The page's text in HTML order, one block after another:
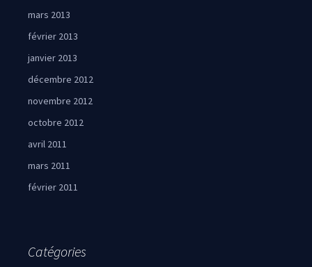
mars 2013
février 2013
janvier 2013
décembre 2012
novembre 2012
octobre 2012
avril 2011
mars 2011
février 2011
Catégories